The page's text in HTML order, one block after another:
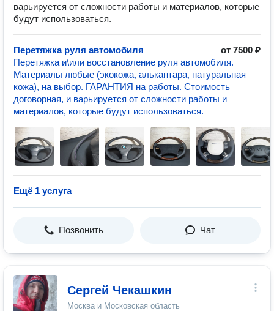
варьируется от сложности работы и материалов, которые
будут использоваться.
Перетяжка руля автомобиля
от 7500 ₽
Перетяжка и\или восстановление руля автомобиля.
Материалы любые (экокожа, алькантара, натуральная
кожа), на выбор. ГАРАНТИЯ на работы. Стоимость
договорная, и варьируется от сложности работы и
материалов, которые будут использоваться.
Ещё 1 услуга
Позвонить Чат
Сергей Чекашкин
Москва и Московская область